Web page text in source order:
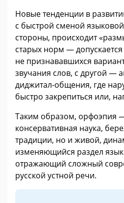
Новые тенденции в
с быстрой сменой
стороны, происходит
старых норм —
не признававшихся
звучания слов, с другой —
диджитал-общения, где
быстро закрепиться или,
Таким образом, орфоэпия
консервативная наука,
традиции, но и живой,
изменяющийся раздел
отражающий сложный
русской устной речи.